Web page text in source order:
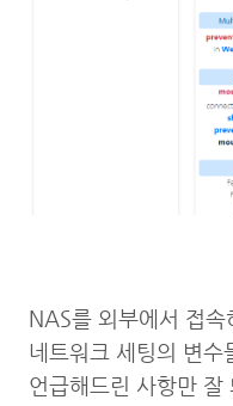
NAS를 외부에서 접
네트워크 세팅의 변수
언급해드린 사항만 잘